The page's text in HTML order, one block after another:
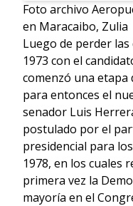
Foto archivo
en Maracaibo, Zulia
Luego de perder
1973 con el
comenzó una etapa
para entonces el
senador Luis
postulado por el
presidencial para
1978, en los cuales
primera vez la
mayoría en el